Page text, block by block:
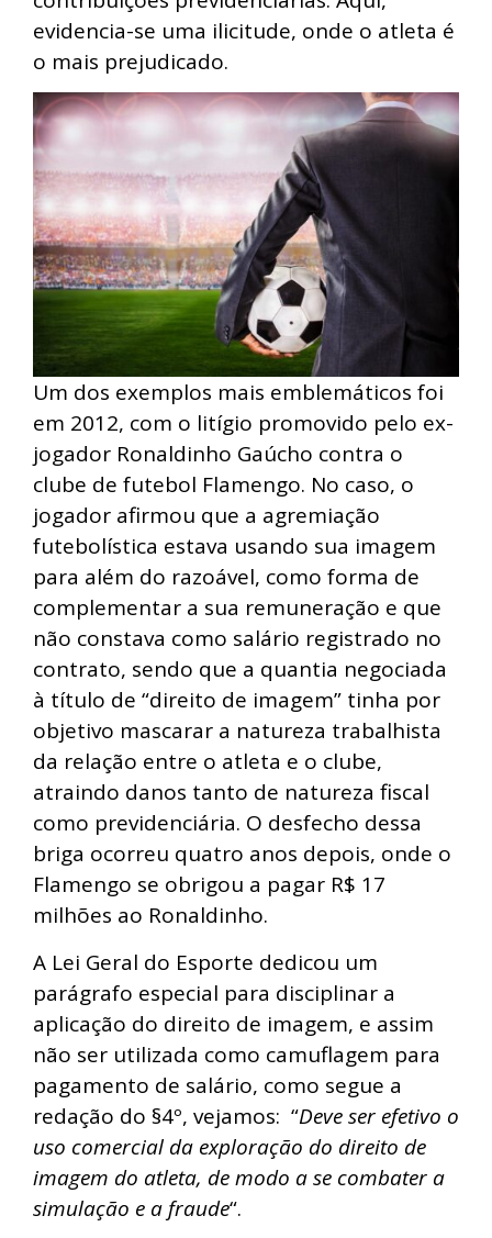
evidencia-se uma ilicitude, onde o atleta é
o mais prejudicado.
Um dos exemplos mais emblemáticos foi
em 2012, com o litígio promovido pelo ex-
jogador Ronaldinho Gaúcho contra o
clube de futebol Flamengo. No caso, o
jogador afirmou que a agremiação
futebolística estava usando sua imagem
para além do razoável, como forma de
complementar a sua remuneração e que
não constava como salário registrado no
contrato, sendo que a quantia negociada
à título de “direito de imagem” tinha por
objetivo mascarar a natureza trabalhista
da relação entre o atleta e o clube,
atraindo danos tanto de natureza fiscal
como previdenciária. O desfecho dessa
briga ocorreu quatro anos depois, onde o
Flamengo se obrigou a pagar R$ 17
milhões ao Ronaldinho.
A Lei Geral do Esporte dedicou um
parágrafo especial para disciplinar a
aplicação do direito de imagem, e assim
não ser utilizada como camuflagem para
pagamento de salário, como segue a
redação do §4º, vejamos: “Deve ser efetivo o
uso comercial da exploração do direito de
imagem do atleta, de modo a se combater a
simulação e a fraude“.